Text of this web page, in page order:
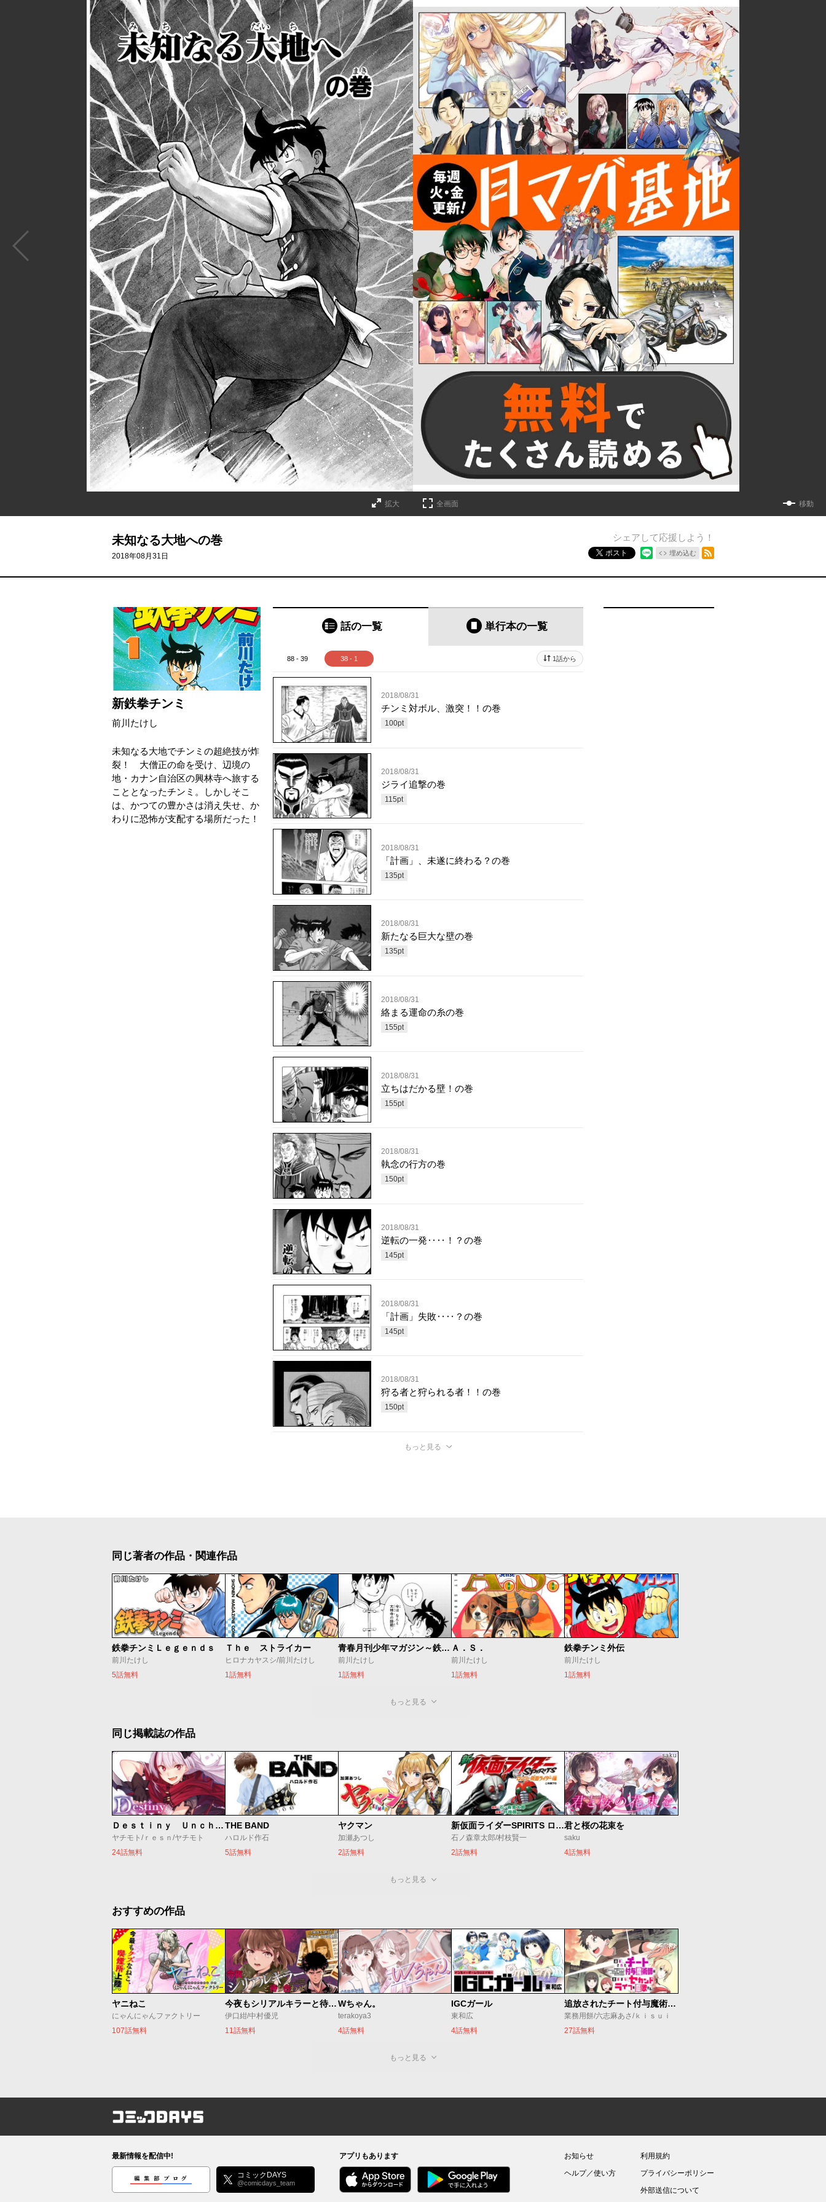
詳細ページへのリンク
拡大 全画面 移動
未知なる大地への巻
2018年08月31日
シェアして応援しよう！
ポスト 埋め込む
新鉄拳チンミ
前川たけし
未知なる大地でチンミの超絶技が炸
裂！ 大僧正の命を受け、辺境の
地・カナン自治区の興林寺へ旅する
こととなったチンミ。しかしそこ
は、かつての豊かさは消え失せ、か
わりに恐怖が支配する場所だった！
話の一覧 単行本の一覧
88 - 39 38 - 1 1話から
2018/08/31
チンミ対ボル、激突！！の巻
100pt
2018/08/31
ジライ追撃の巻
115pt
2018/08/31
「計画」、未遂に終わる？の巻
135pt
2018/08/31
新たなる巨大な壁の巻
135pt
2018/08/31
絡まる運命の糸の巻
155pt
2018/08/31
立ちはだかる壁！の巻
155pt
2018/08/31
執念の行方の巻
150pt
2018/08/31
逆転の一発‥‥！？の巻
145pt
2018/08/31
「計画」失敗‥‥？の巻
145pt
2018/08/31
狩る者と狩られる者！！の巻
150pt
もっと見る
同じ著者の作品・関連作品
鉄拳チンミＬｅｇｅｎｄｓ
前川たけし
5話無料
Ｔｈｅ ストライカー
ヒロナカヤスシ/前川たけし
1話無料
青春月刊少年マガジン～鉄拳チンミ誕生秘話～
前川たけし
1話無料
Ａ．Ｓ．
前川たけし
1話無料
鉄拳チンミ外伝
前川たけし
1話無料
もっと見る
同じ掲載誌の作品
Ｄｅｓｔｉｎｙ Ｕｎｃｈａｉｎ Ｏｎｌｉｎｅ 吸血鬼少女となって、やがて『赤の魔王』と呼ばれるようになりました
ヤチモト/ｒｅｓｎ/ヤチモト
24話無料
THE BAND
ハロルド作石
5話無料
ヤクマン
加瀬あつし
2話無料
新仮面ライダーSPIRITS ロンリー仮面ライダー編
石ノ森章太郎/村枝賢一
2話無料
君と桜の花束を
saku
4話無料
もっと見る
おすすめの作品
ヤニねこ
にゃんにゃんファクトリー
107話無料
今夜もシリアルキラーと待ち合わせ
伊口紺/中村優児
11話無料
Wちゃん。
terakoya3
4話無料
IGCガール
東和広
4話無料
追放されたチート付与魔術師は気ままなセカンドライフを謳歌する。 ～俺は武器だけじゃなく、あらゆるものに『強化ポイント』を付与できるし、俺の意思でいつでも効果を解除できるけど、残った人たち大丈夫？～
業務用餅/六志麻あさ/ｋｉｓｕｉ
27話無料
もっと見る
コミックDAYS
最新情報を配信中!
編集部ブログ コミックDAYS
@comicdays_team
アプリもあります
お知らせ
ヘルプ／使い方
利用規約
プライバシーポリシー
外部送信について